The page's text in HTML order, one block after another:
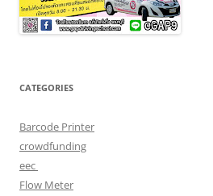
CATEGORIES
Barcode Printer
crowdfunding
eec
Flow Meter